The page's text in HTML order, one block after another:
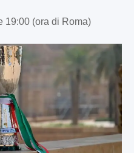
19:00 (ora di Roma)